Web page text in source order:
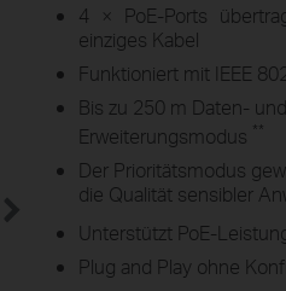
4 × PoE-Ports
einziges Kabel
Funktioniert mit IEEE
Bis zu 250 m Daten-
Erweiterungsmodus **
Der Prioritätsmodus
die Qualität sensibler
Unterstützt PoE-
Plug and Play ohne